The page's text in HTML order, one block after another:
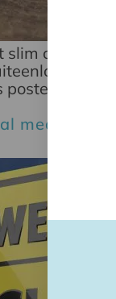
slim om
op
media